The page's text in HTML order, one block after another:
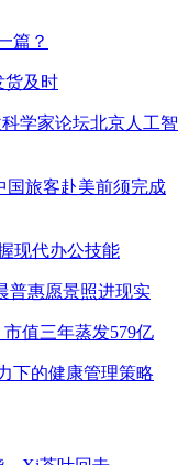
篇？
货及时
学家论坛北京人工智
国旅客赴美前须完成
现代办公技能
普惠愿景照进现实
值三年蒸发579亿
下的健康管理策略